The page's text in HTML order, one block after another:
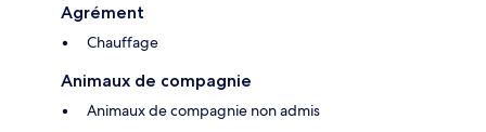
Agrément
Chauffage
Animaux de compagnie
Animaux de compagnie non admis